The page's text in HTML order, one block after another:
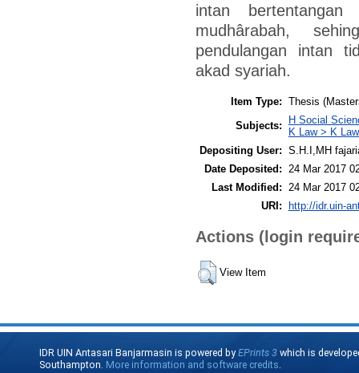
intan
mudhârabah,
pendulangan intan
akad syariah.
Item Type: Thesis
Subjects:
H Social
K Law > K
Depositing User: S.H.I,MH
Date Deposited:
24 Mar 2017
Last Modified:
24 Mar 2017
URI: http://idr.uin-
Actions (login
View Item
IDR UIN Antasari Banjarmasin is powered byEPrints 3 which is
Southampton. More information and software credits.